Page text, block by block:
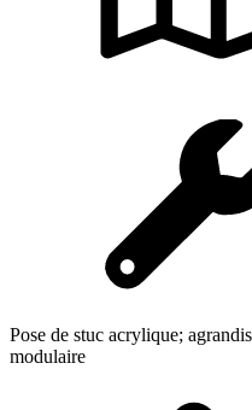
Pose de stuc acrylique;
modulaire